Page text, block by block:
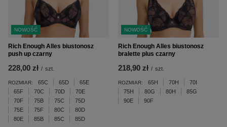
NOWOŚĆ
Rich Enough Alles biustonosz
push up czarny
228,00 zł / szt.
ROZMIAR: 65C 65D
65E
65F
70C 70D
70E
70F
75B 75C
75D
75E
75F 80C
80D
80E
85B 85C 85D
NOWOŚĆ
Rich Enough Alles biustonosz
bralette plus czarny
218,90 zł / szt.
ROZMIAR: 65H 70H
70I
75H
80G 80H
85G
90E
90F